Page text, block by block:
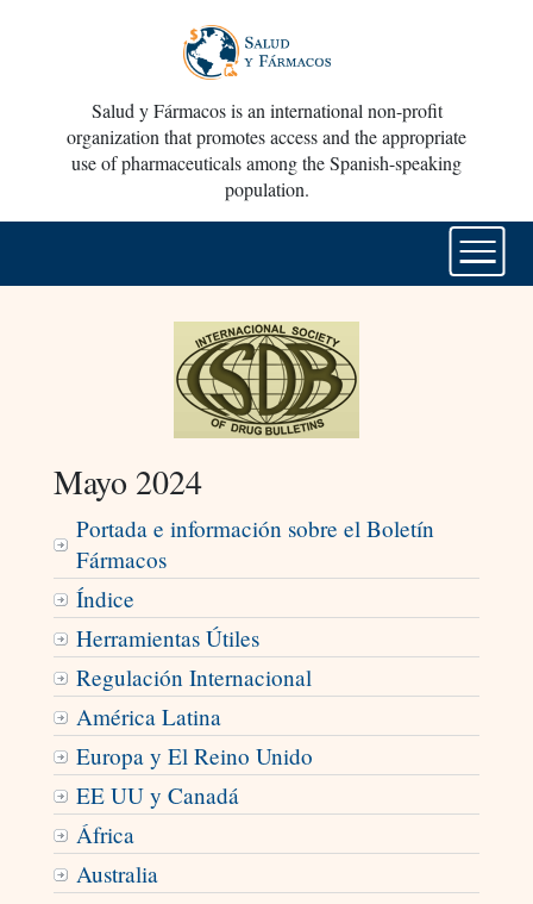
Salud y Fármacos is an international non-profit
organization that promotes access and the appropriate
use of pharmaceuticals among the Spanish-speaking
population.
Mayo 2024
Portada e información sobre el Boletín
Fármacos
Índice
Herramientas Útiles
Regulación Internacional
América Latina
Europa y El Reino Unido
EE UU y Canadá
África
Australia